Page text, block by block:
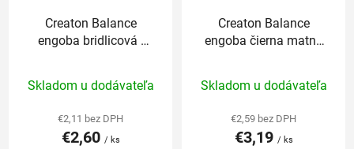
Creaton Balance
engoba bridlicová -
hodnotenie
produktu
je
Skladom u dodávateľa
€2,11 bez DPH
€2,60 / ks
Creaton Balance
engoba čierna matná
hodnotenie
produktu
je
Skladom u dodávateľa
€2,59 bez DPH
€3,19 / ks